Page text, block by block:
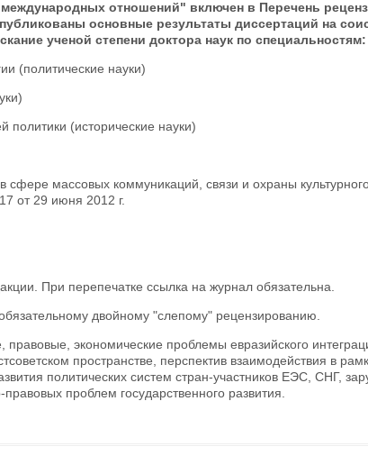
отношений" включен в Перечень
основные результаты диссертаций на
ученой степени доктора наук по специальностям:
(политические науки)
(исторические науки)
массовых коммуникаций, связи и охраны
от 29 июня 2012 г.
При перепечатке ссылка на журнал обязательна.
двойному "слепому" рецензированию.
экономические проблемы евразийского
пространстве, перспектив взаимодействия в
политических систем стран-участников ЕЭС, СНГ,
проблем государственного развития.